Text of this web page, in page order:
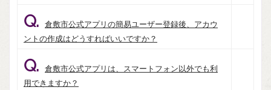
Q. 倉敷市公式アプリの簡易ユーザー登録後、アカウ
ントの作成はどうすればいいですか？
Q. 倉敷市公式アプリは、スマートフォン以外でも利
用できますか？